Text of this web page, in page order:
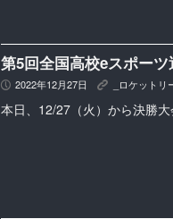
第5回全国高校eスポー
P 2022年12月27日 K _ロケットリ
本日、12/27（火）から決勝